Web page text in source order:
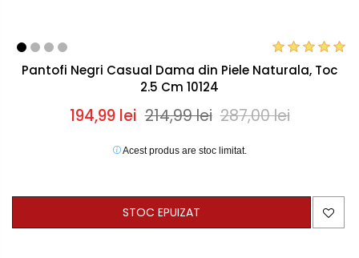
Pantofi Negri Casual Dama din Piele Naturala, Toc
2.5 Cm 10124
194,99 lei 214,99 lei 287,00 lei
Acest produs are stoc limitat.
STOC EPUIZAT